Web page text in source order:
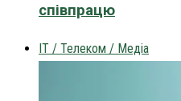
співпрацю
IT / Телеком / Медіа